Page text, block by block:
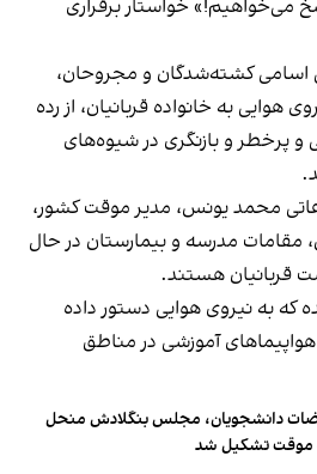
می‌خواهیم!» خواستار برقراری
اسامی کشته‌شدگان و مجروحان،
هوایی به خانواده قربانیان، از رده
پرخطر و بازنگری در شیوه‌های
محمد یونس، مدیر موقت کشور،
مقامات مدرسه و بیمارستان در حال
قربانیان هستند.
که به نیروی هوایی دستور داده
هواپیماهای آموزشی در مناطق
دانشجویان، مجلس بنگلادش منحل
موقت تشکیل شد